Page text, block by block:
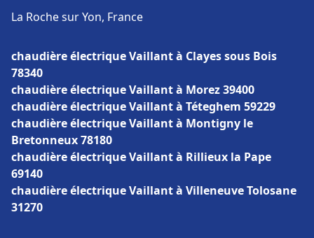
La Roche sur Yon, France
chaudière électrique Vaillant à Clayes sous Bois
78340
chaudière électrique Vaillant à Morez 39400
chaudière électrique Vaillant à Téteghem 59229
chaudière électrique Vaillant à Montigny le
Bretonneux 78180
chaudière électrique Vaillant à Rillieux la Pape
69140
chaudière électrique Vaillant à Villeneuve Tolosane
31270